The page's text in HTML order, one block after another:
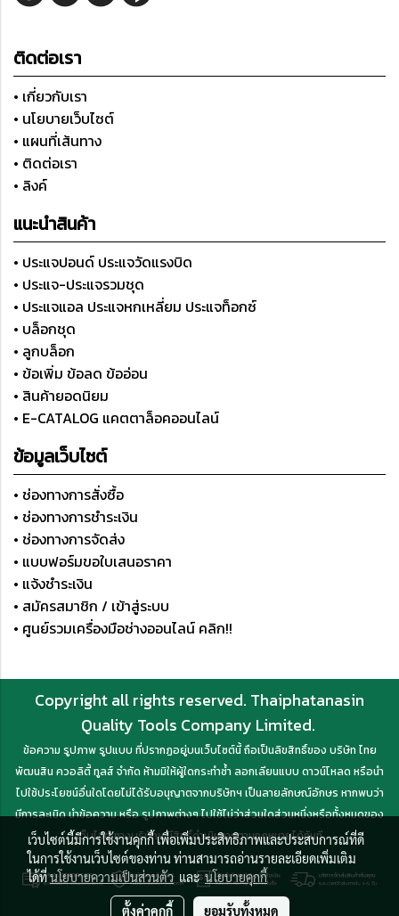
ติดต่อเรา
• เกี่ยวกับเรา
• นโยบายเว็บไซต์
• แผนที่เส้นทาง
• ติดต่อเรา
• ลิงค์
แนะนำสินค้า
• ประแจปอนด์ ประแจวัดแรงบิด
• ประแจ-ประแจรวมชุด
• ประแจแอล ประแจหกเหลี่ยม ประแจท็อกซ์
• บล็อกชุด
• ลูกบล็อก
• ข้อเพิ่ม ข้อลด ข้ออ่อน
• สินค้ายอดนิยม
• E-CATALOG แคตตาล็อคออนไลน์
ข้อมูลเว็บไซต์
• ช่องทางการสั่งซื้อ
• ช่องทางการชำระเงิน
• ช่องทางการจัดส่ง
• แบบฟอร์มขอใบเสนอราคา
• แจ้งชำระเงิน
• สมัครสมาชิก / เข้าสู่ระบบ
• ศูนย์รวมเครื่องมือช่างออนไลน์ คลิก!!
Copyright all rights reserved. Thaiphatanasin
Quality Tools Company Limited.
ข้อความ รูปภาพ รูปแบบ ที่ปรากฏอยู่บนเว็บไซต์นี้ ถือเป็นลิขสิทธิ์ของ บริษัท ไทย
พัฒนสิน ควอลิตี้ ทูลส์ จำกัด ห้ามมิให้ผู้ใดกระทำซ้ำ ลอกเลียนแบบ ดาวน์โหลด หรือนำ
ไปใช้ประโยชน์อื่นใดโดยไม่ได้รับอนุญาตจากบริษัทฯ เป็นลายลักษณ์อักษร หากพบว่า
มีการละเมิด นำข้อความ หรือ รูปภาพต่างๆ ไปใช้ไม่ว่าส่วนใดส่วนหนึ่งหรือทั้งหมดของ
เว็บไซต์ ทางบริษัทฯ มีสิทธิ์ดำเนินการตามกฎหมายได้ทันที
เว็บไซต์นี้มีการใช้งานคุกกี้ เพื่อเพิ่มประสิทธิภาพและประสบการณ์ที่ดี
ในการใช้งานเว็บไซต์ของท่าน ท่านสามารถอ่านรายละเอียดเพิ่มเติม
ได้ที่นโยบายความเป็นส่วนตัวและนโยบายคุกกี้
ตั้งค่าคุกกี้ ยอมรับทั้งหมด